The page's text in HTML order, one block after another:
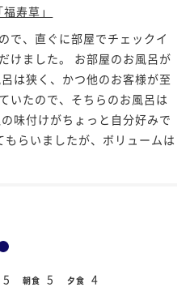
寿草」
で、直ぐに部屋でチェックイ
けました。 お部屋のお風呂が
は狭く、かつ他のお客様が至
いたので、そちらのお風呂は
味付けがちょっと自分好みで
らいましたが、ボリュームは
5 朝食 5 夕食 4